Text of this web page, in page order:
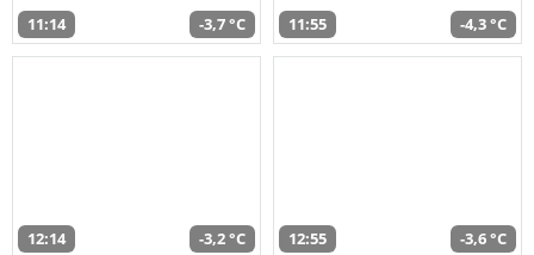
11:14 -3,7 °C 11:55 -4,3 °C
12:14 -3,2 °C 12:55 -3,6 °C